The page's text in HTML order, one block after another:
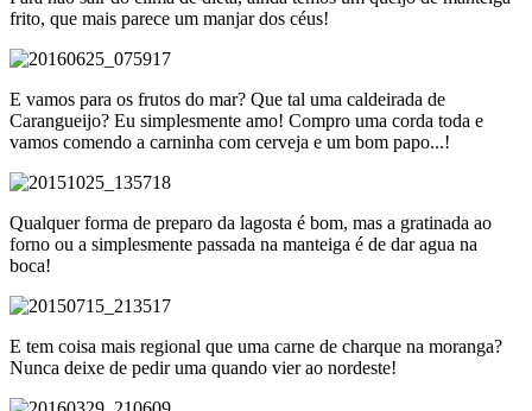
frito, que mais parece um manjar dos céus!
E vamos para os frutos do mar? Que tal uma caldeirada de
Carangueijo? Eu simplesmente amo! Compro uma corda toda e
vamos comendo a carninha com cerveja e um bom papo...!
Qualquer forma de preparo da lagosta é bom, mas a gratinada ao
forno ou a simplesmente passada na manteiga é de dar agua na
boca!
E tem coisa mais regional que uma carne de charque na moranga?
Nunca deixe de pedir uma quando vier ao nordeste!